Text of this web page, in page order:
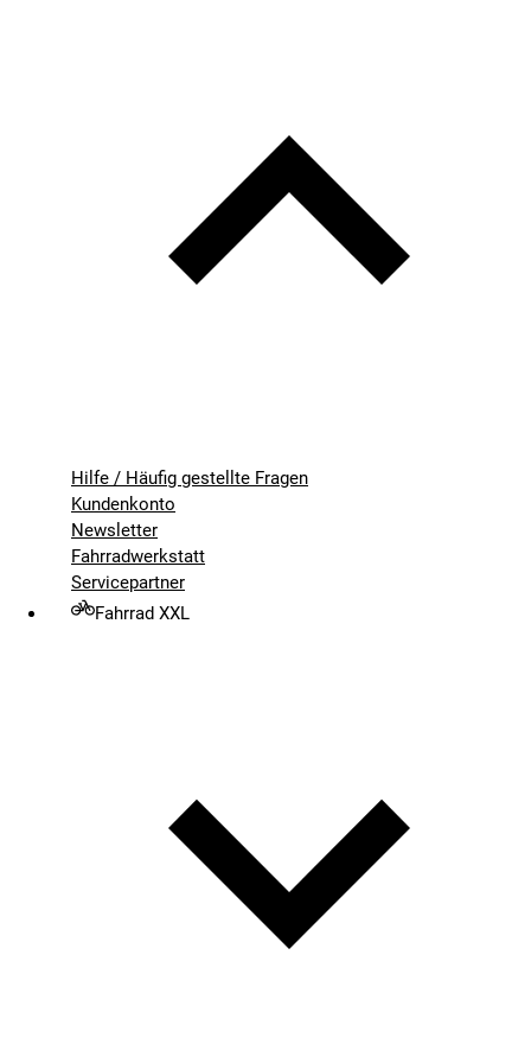
Hilfe / Häufig gestellte Fragen
Kundenkonto
Newsletter
Fahrradwerkstatt
Servicepartner
Fahrrad XXL